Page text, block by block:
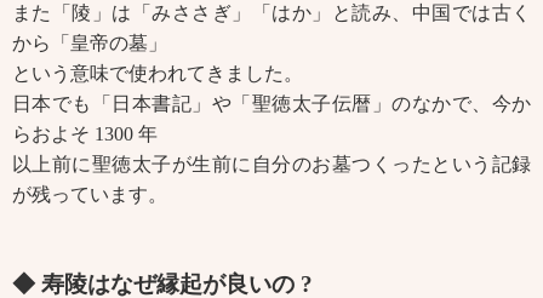
また「陵」は「みささぎ」「はか」と読み、中国では古く
から「皇帝の墓」
という意味で使われてきました。
日本でも「日本書記」や「聖徳太子伝暦」のなかで、今か
らおよそ 1300 年
以上前に聖徳太子が生前に自分のお墓つくったという記録
が残っています。
◆ 寿陵はなぜ縁起が良いの ?